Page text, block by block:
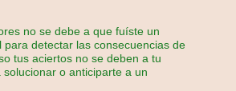
no se debe a que fuíste un
para detectar las consecuencias de
tus aciertos no se deben a tu
solucionar o anticiparte a un